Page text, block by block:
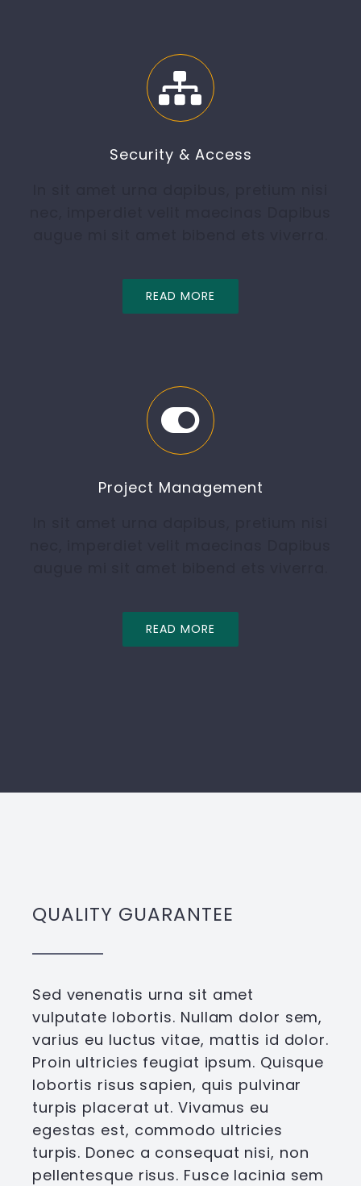
Security & Access
READ MORE
Project Management
READ MORE
QUALITY GUARANTEE
Sed venenatis urna sit amet
vulputate lobortis. Nullam dolor sem,
varius eu luctus vitae, mattis id dolor.
Proin ultricies feugiat ipsum. Quisque
lobortis risus sapien, quis pulvinar
turpis placerat ut. Vivamus eu
egestas est, commodo ultricies
turpis. Donec a consequat nisi, non
pellentesque risus. Fusce lacinia sem